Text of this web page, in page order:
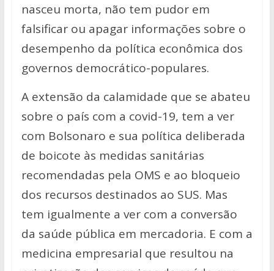
nasceu morta, não tem pudor em
falsificar ou apagar informações sobre o
desempenho da política econômica dos
governos democrático-populares.
A extensão da calamidade que se abateu
sobre o país com a covid-19, tem a ver
com Bolsonaro e sua política deliberada
de boicote às medidas sanitárias
recomendadas pela OMS e ao bloqueio
dos recursos destinados ao SUS. Mas
tem igualmente a ver com a conversão
da saúde pública em mercadoria. E com a
medicina empresarial que resultou na